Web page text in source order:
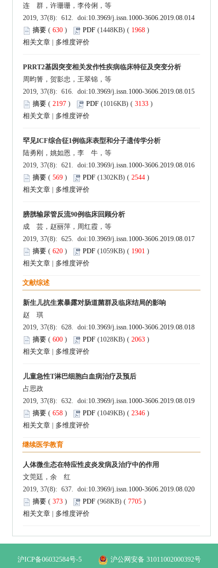
连 群，许珊珊，李伶俐，等
2019, 37(8): 612. doi:10.3969/j.issn.1000-3606.2019.08.014
摘要 ( 630 ) PDF (1448KB) ( 1968 )
相关文章
多维度评价
PRRT2基因突变相关发作性疾病临床特征及突变分析
周昀箐，贺影忠，王翠锦，等
2019, 37(8): 616. doi:10.3969/j.issn.1000-3606.2019.08.015
摘要 ( 2197 ) PDF (1016KB) ( 3133 )
相关文章
多维度评价
罕见ICF综合征1例临床表型和分子遗传学分析
陆勇刚，姚如恩，李 牛，等
2019, 37(8): 621. doi:10.3969/j.issn.1000-3606.2019.08.016
摘要 ( 569 ) PDF (1302KB) ( 2544 )
相关文章
多维度评价
膀胱输尿管反流90例临床回顾分析
成 芸，赵丽萍，周红霞，等
2019, 37(8): 625. doi:10.3969/j.issn.1000-3606.2019.08.017
摘要 ( 620 ) PDF (1059KB) ( 1901 )
相关文章
多维度评价
文献综述
新生儿抗生素暴露对肠道菌群及临床结局的影响
赵 琪
2019, 37(8): 628. doi:10.3969/j.issn.1000-3606.2019.08.018
摘要 ( 600 ) PDF (1028KB) ( 2063 )
相关文章
多维度评价
儿童急性T淋巴细胞白血病治疗及预后
占思政
2019, 37(8): 632. doi:10.3969/j.issn.1000-3606.2019.08.019
摘要 ( 658 ) PDF (1049KB) ( 2346 )
相关文章
多维度评价
继续医学教育
人体微生态在特应性皮炎发病及治疗中的作用
文莞廷，余 红
2019, 37(8): 637. doi:10.3969/j.issn.1000-3606.2019.08.020
摘要 ( 373 ) PDF (968KB) ( 7705 )
相关文章
多维度评价
沪ICP备06032584号-5 沪公网安备 31011002000392号